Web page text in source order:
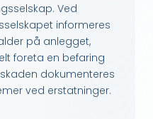
Ved
informeres
på anlegget,
foreta en befaring
dokumenteres
ved erstatninger.